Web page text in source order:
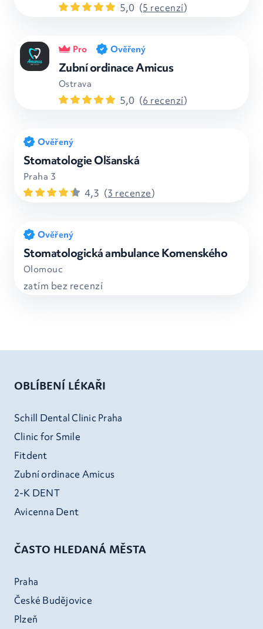
5,0 (5 recenzí)
Pro Ověřený
Zubní ordinace Amicus
Ostrava
5,0 (6 recenzí)
Ověřený
Stomatologie Olšanská
Praha 3
4,3 (3 recenze)
Ověřený
Stomatologická ambulance Komenského
Olomouc
zatím bez recenzí
OBLÍBENÍ LÉKAŘI
Schill Dental Clinic Praha
Clinic for Smile
Fitdent
Zubní ordinace Amicus
2-K DENT
Avicenna Dent
ČASTO HLEDANÁ MĚSTA
Praha
České Budějovice
Plzeň